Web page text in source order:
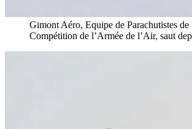
Gimont Aéro, Equipe de Parachutistes de
Compétition de l’Armée de l’Air, saut